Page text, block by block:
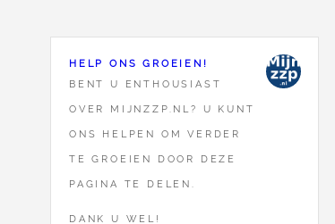
HELP ONS GROEIEN!
BENT U ENTHOUSIAST
OVER MIJNZZP.NL? U KUNT
ONS HELPEN OM VERDER
TE GROEIEN DOOR DEZE
PAGINA TE DELEN.
DANK U WEL!